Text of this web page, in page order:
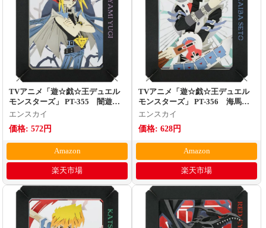
TVアニメ「遊☆戯☆王デュエル
モンスターズ」 PT-355 闇遊
戯 ペーパーシアター
エンスカイ
価格: 572円
Amazon
楽天市場
TVアニメ「遊☆戯☆王デュエル
モンスターズ」 PT-356 海馬瀬
人 ペーパーシアター
エンスカイ
価格: 628円
Amazon
楽天市場